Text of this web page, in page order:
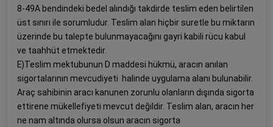
8-49A bendindeki bedel alındığı takdirde teslim eden belirtilen
üst sınırı ile sorumludur. Teslim alan hiçbir suretle bu miktarın
üzerinde bu talepte bulunmayacağını gayri kabili rücu kabul
ve taahhüt etmektedir.
E)Teslim mektubunun D maddesi hükmü, aracın anılan
sigortalarının mevcudiyeti halinde uygulama alanı bulunabilir.
Araç sahibinin aracı kanunen zorunlu olanların dışında sigorta
ettirene mükellefiyeti mevcut değildir. Teslim alan, aracın her
ne nam altında olursa olsun aracın sigorta